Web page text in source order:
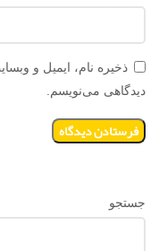
ذخیره نام، ایمیل و
دیدگاهی می‌نویسم.
جستجو